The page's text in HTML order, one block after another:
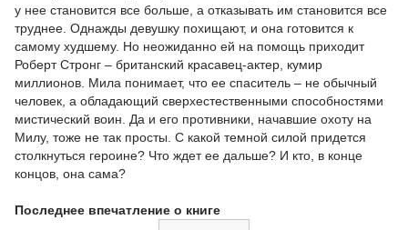
у нее становится все больше, а отказывать им становится все
труднее. Однажды девушку похищают, и она готовится к
самому худшему. Но неожиданно ей на помощь приходит
Роберт Стронг – британский красавец-актер, кумир
миллионов. Мила понимает, что ее спаситель – не обычный
человек, а обладающий сверхестественными способностями
мистический воин. Да и его противники, начавшие охоту на
Милу, тоже не так просты. С какой темной силой придется
столкнуться героине? Что ждет ее дальше? И кто, в конце
концов, она сама?
Последнее впечатление о книге